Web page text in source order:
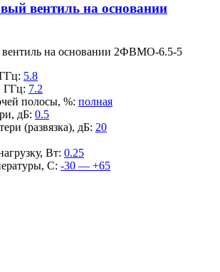
вентиль на основании
на основании 2ФВМO-6.5-5
: 5.8
ГГц: 7.2
полосы, %: полная
дБ: 0.5
(развязка), дБ: 20
Вт: 0.25
С: -30 — +65